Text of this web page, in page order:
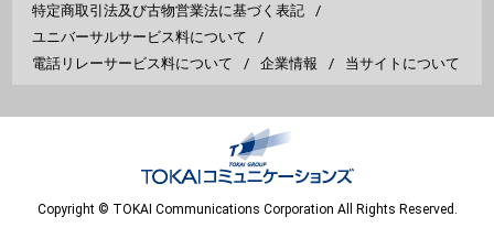
特定商取引法及び古物営業法に基づく表記
ユニバーサルサービス料について
電話リレーサービス料について
企業情報 当サイトについて
Copyright © TOKAI Communications Corporation All Rights Reserved.